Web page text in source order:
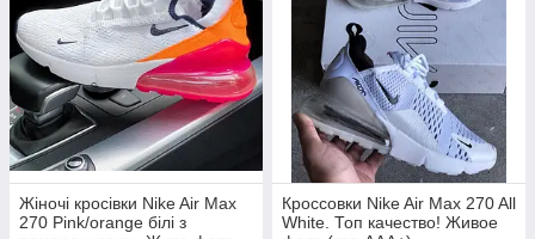
Жіночі кросівки Nike Air Max
270 Pink/orange білі з
Кроссовки Nike Air Max 270 All
White. Топ качество! Живое